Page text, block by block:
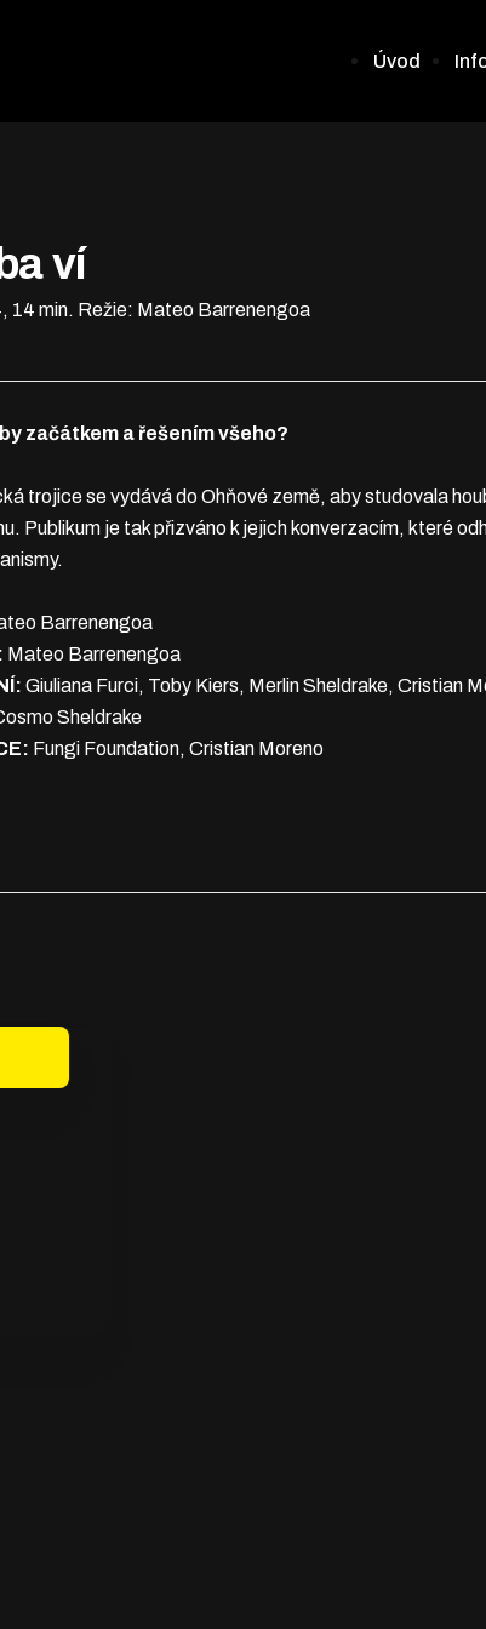
Úvod
ví
14 min. Režie: Mateo Barrenengoa
začátkem a řešením všeho?
trojice se vydává do Ohňové země, aby studovala
Publikum je tak přizváno k jejich konverzacím, které
Barrenengoa
Mateo Barrenengoa
Giuliana Furci, Toby Kiers, Merlin Sheldrake, Cristian
Sheldrake
Fungi Foundation, Cristian Moreno